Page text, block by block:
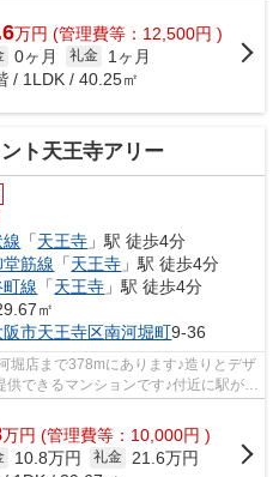
万円 (管理費等：12,500円 )
0ヶ月 礼金
1ヶ月
/ 1LDK / 40.25㎡
ト天王寺アリー
「天王寺 」駅 徒歩4分
筋線 「天王寺 」駅 徒歩4分
線 「天王寺 」駅 徒歩4分
㎡
阪市天王寺区南河堀町9-36
堀店まで378mにあります♪造りとデザ
できるマンションです♪付近に駅が2
万円 (管理費等：10,000円 )
10.8万円 礼金
21.6万円